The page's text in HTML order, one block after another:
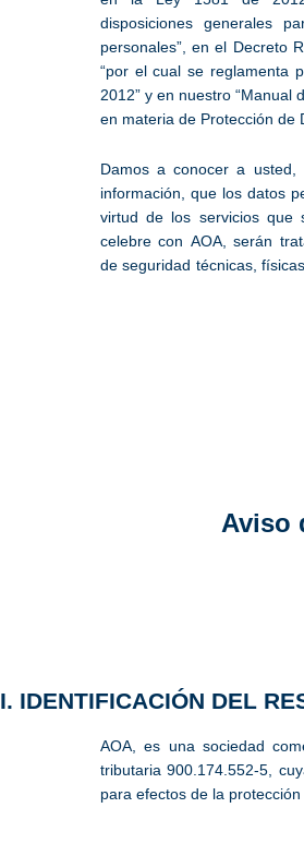
disposiciones generales
personales”, en el Decreto
“por el cual se reglamenta
2012” y en nuestro “Manual
en materia de Protección de
Damos a conocer a
información, que los datos
virtud de los servicios que
celebre con AOA, serán
de seguridad técnicas,
Aviso
I. IDENTIFICACIÓN DEL
AOA, es una sociedad
tributaria 900.174.552-5,
para efectos de la